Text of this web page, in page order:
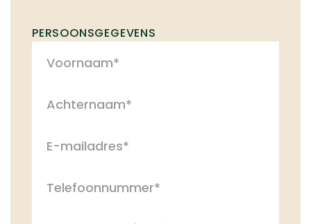
Kortom ze zijn super goed.
PERSOONSGEGEVENS